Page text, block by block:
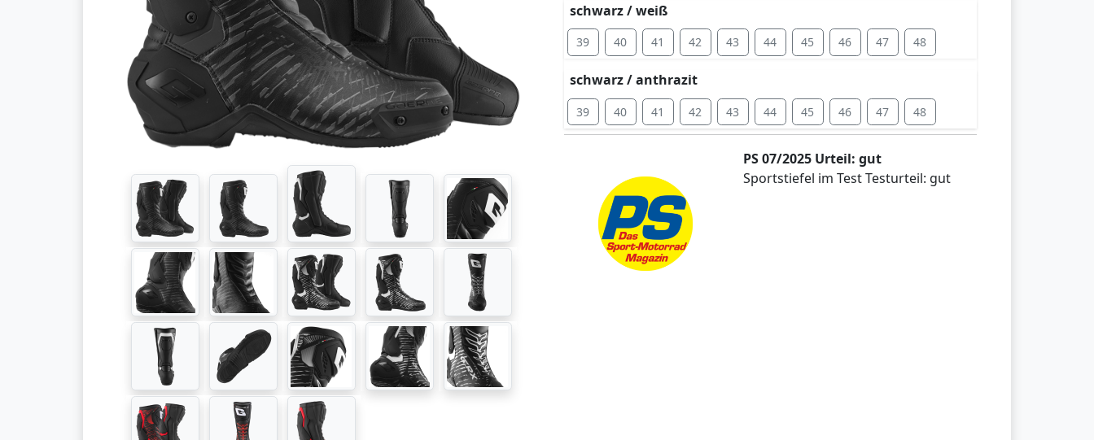
schwarz / weiß
39 40 41 42 43 44 45 46 47 48
schwarz / anthrazit
39 40 41 42 43 44 45 46 47 48
PS 07/2025 Urteil: gut
Sportstiefel im Test Testurteil: gut